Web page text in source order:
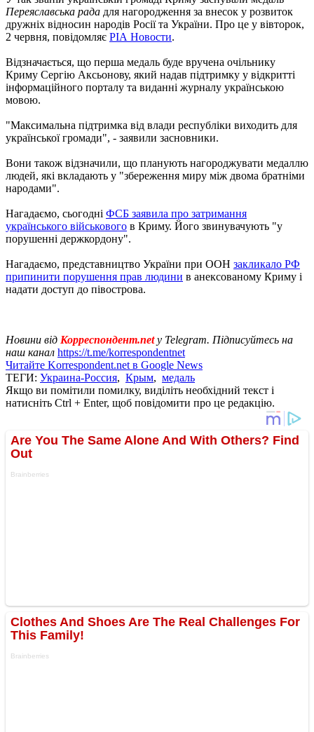
Переяславська рада для нагородження за внесок у розвиток
дружніх відносин народів Росії та України. Про це у вівторок,
2 червня, повідомляє РІА Новости.
Відзначається, що перша медаль буде вручена очільнику
Криму Сергію Аксьонову, який надав підтримку у відкритті
інформаційного порталу та виданні журналу українською
мовою.
"Максимальна підтримка від влади республіки виходить для
української громади", - заявили засновники.
Вони також відзначили, що планують нагороджувати медаллю
людей, які вкладають у "збереження миру між двома братніми
народами".
Нагадаємо, сьогодні ФСБ заявила про затримання
українського військового в Криму. Його звинувачують "у
порушенні держкордону".
Нагадаємо, представництво України при ООН закликало РФ
припинити порушення прав людини в анексованому Криму і
надати доступ до півострова.
Новини від Корреспондент.net у Telegram. Підписуйтесь на
наш канал https://t.me/korrespondentnet
Читайте Korrespondent.net в Google News
ТЕГИ: Украина-Россия, Крым, медаль
Якщо ви помітили помилку, виділіть необхідний текст і
натисніть Ctrl + Enter, щоб повідомити про це редакцію.